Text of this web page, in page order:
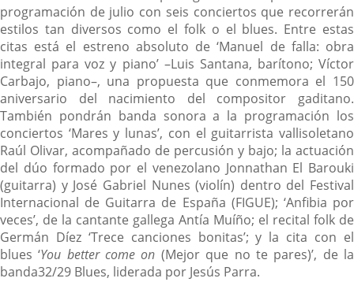
programación de julio con seis conciertos que recorrerán
estilos tan diversos como el folk o el blues. Entre estas
citas está el estreno absoluto de ‘Manuel de falla: obra
integral para voz y piano’ –Luis Santana, barítono; Víctor
Carbajo, piano–, una propuesta que conmemora el 150
aniversario del nacimiento del compositor gaditano.
También pondrán banda sonora a la programación los
conciertos ‘Mares y lunas’, con el guitarrista vallisoletano
Raúl Olivar, acompañado de percusión y bajo; la actuación
del dúo formado por el venezolano Jonnathan El Barouki
(guitarra) y José Gabriel Nunes (violín) dentro del Festival
Internacional de Guitarra de España (FIGUE); ‘Anfibia por
veces’, de la cantante gallega Antía Muíño; el recital folk de
Germán Díez ‘Trece canciones bonitas’; y la cita con el
blues ‘You better come on (Mejor que no te pares)’, de la
banda32/29 Blues, liderada por Jesús Parra.